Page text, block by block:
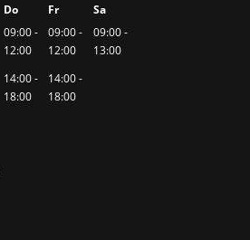
Do Fr
Sa
09:00 -
12:00
09:00 -
12:00
09:00 -
13:00
14:00 -
18:00
14:00 -
18:00